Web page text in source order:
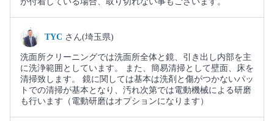
TYC さん(埼玉県)
洗面所クリーニングでは洗面所全体と鏡、引き出し内部を主
に洗浄範囲としています。 また、簡易清掃として壁面、床を
清掃致します。 鏡に関しては基本は洗剤と傷がつかないパッ
トでの清掃が基本となり、汚れ次第では電動機械による研磨
も行います（電動研磨はオプションになります）